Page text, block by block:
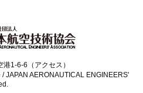
1-6-6（アクセス）
JAPAN AERONAUTICAL ENGINEERS'